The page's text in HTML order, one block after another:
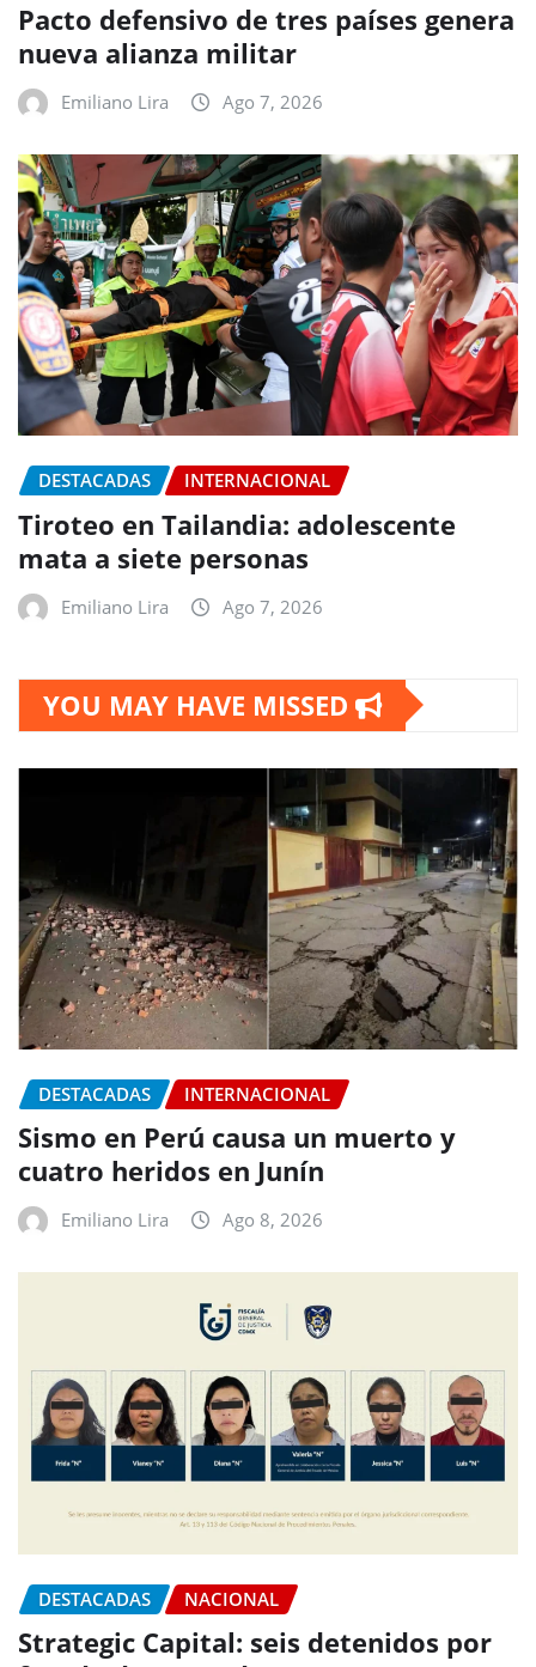
Pacto defensivo de tres países genera
nueva alianza militar
Emiliano Lira Ago 7, 2026
DESTACADAS INTERNACIONAL
Tiroteo en Tailandia: adolescente
mata a siete personas
Emiliano Lira Ago 7, 2026
YOU MAY HAVE MISSED
DESTACADAS INTERNACIONAL
Sismo en Perú causa un muerto y
cuatro heridos en Junín
Emiliano Lira Ago 8, 2026
DESTACADAS NACIONAL
Strategic Capital: seis detenidos por